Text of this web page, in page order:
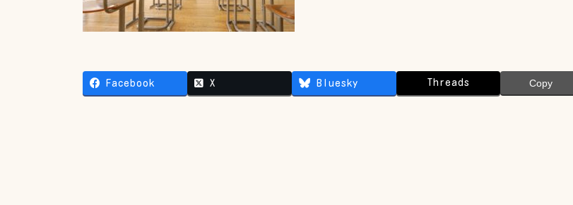
Facebook X Bluesky Threads Copy